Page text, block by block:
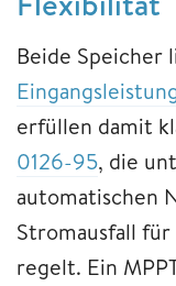
Beide Speicher
erfüllen damit
0126-95, die
automatischen
Stromausfall
regelt. Ein